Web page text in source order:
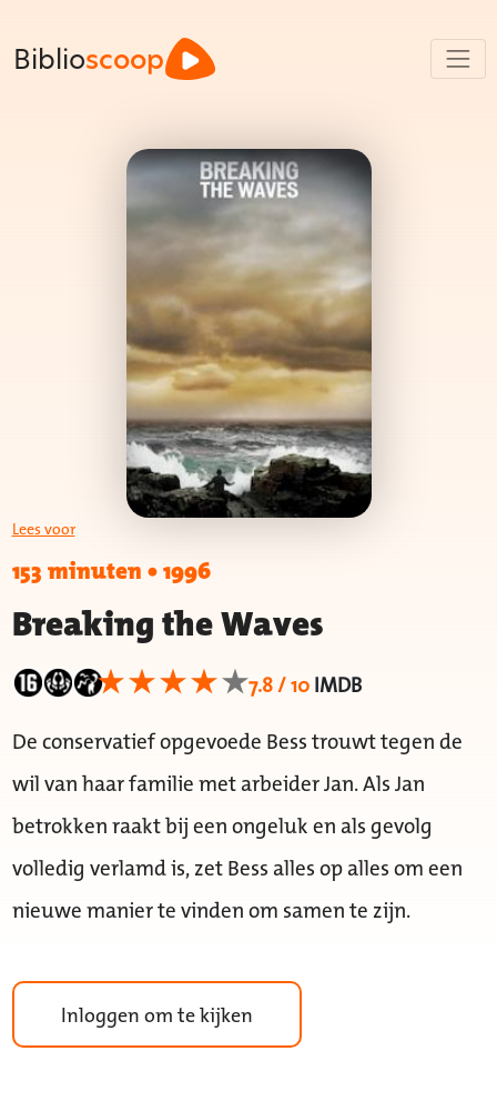
Biblioscoop
Lees voor
153 minuten•1996
Breaking the Waves
7.8 / 10IMDB
De conservatief opgevoede Bess trouwt tegen de
wil van haar familie met arbeider Jan. Als Jan
betrokken raakt bij een ongeluk en als gevolg
volledig verlamd is, zet Bess alles op alles om een
nieuwe manier te vinden om samen te zijn.
Inloggen om te kijken